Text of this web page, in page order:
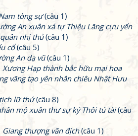
tòng sự(câu 1)
An xuân xá tự Thiệu Lăng cựu yến
nhị thủ(câu 1)
cổ(câu 5)
An dạ vũ(câu 1)
Xương Hạp thành bắc hữu mại hoa
vãng tạo yên nhân chiêu Nhật Hưu
lữ thứ(câu 8)
mộ xuân thư sự ký Thôi tú tài(câu
Giang thượng vãn địch(câu 1)